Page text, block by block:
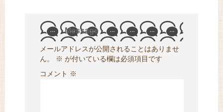
Message
メールアドレスが公開されることはありませ
ん。
※ が付いている欄は必須項目です
コメント ※